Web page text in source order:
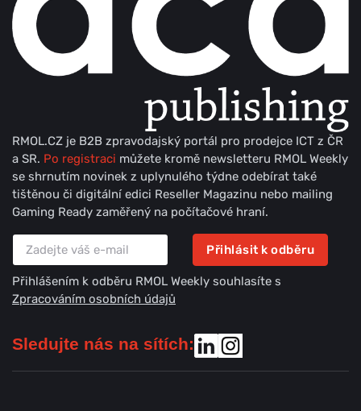
RMOL.CZ je B2B zpravodajský portál pro prodejce ICT z ČR
a SR. Po registraci můžete kromě newsletteru RMOL Weekly
se shrnutím novinek z uplynulého týdne odebírat také
tištěnou či digitální edici Reseller Magazinu nebo mailing
Gaming Ready zaměřený na počítačové hraní.
Přihlásit k odběru
Přihlášením k odběru RMOL Weekly souhlasíte s
Zpracováním osobních údajů
Sledujte nás na sítích: